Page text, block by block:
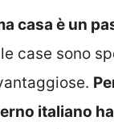
casa è un
case sono
italiano